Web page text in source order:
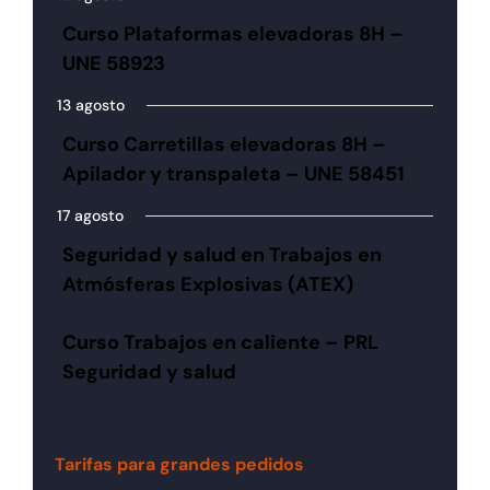
Curso Plataformas elevadoras 8H –
UNE 58923
13 agosto
Curso Carretillas elevadoras 8H –
Apilador y transpaleta – UNE 58451
17 agosto
Seguridad y salud en Trabajos en
Atmósferas Explosivas (ATEX)
Curso Trabajos en caliente – PRL
Seguridad y salud
Tarifas para grandes pedidos